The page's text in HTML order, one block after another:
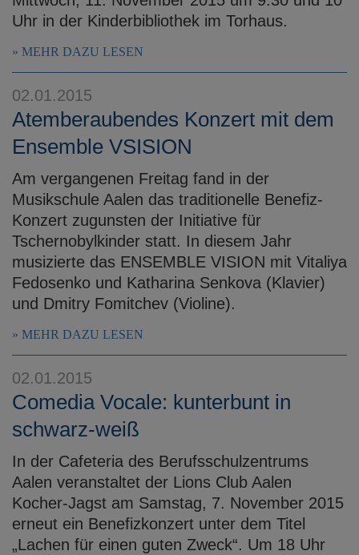
Uhr in der Kinderbibliothek im Torhaus.
MEHR DAZU LESEN
02.01.2015
Atemberaubendes Konzert mit dem
Ensemble VSISION
Am vergangenen Freitag fand in der
Musikschule Aalen das traditionelle Benefiz-
Konzert zugunsten der Initiative für
Tschernobylkinder statt. In diesem Jahr
musizierte das ENSEMBLE VISION mit Vitaliya
Fedosenko und Katharina Senkova (Klavier)
und Dmitry Fomitchev (Violine).
MEHR DAZU LESEN
02.01.2015
Comedia Vocale: kunterbunt in
schwarz-weiß
In der Cafeteria des Berufsschulzentrums
Aalen veranstaltet der Lions Club Aalen
Kocher-Jagst am Samstag, 7. November 2015
erneut ein Benefizkonzert unter dem Titel
„Lachen für einen guten Zweck“. Um 18 Uhr